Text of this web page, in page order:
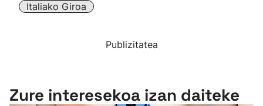
Italiako Giroa
Publizitatea
Zure interesekoa izan daiteke